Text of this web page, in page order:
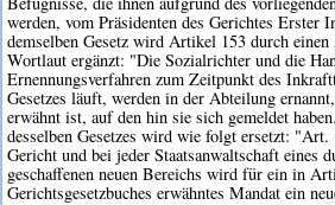
werden, vom Präsidenten des Gerichtes Erster
demselben Gesetz wird Artikel 153 durch
Wortlaut ergänzt: "Die Sozialrichter und die
Ernennungsverfahren zum Zeitpunkt des
Gesetzes läuft, werden in der Abteilung
erwähnt ist, auf den hin sie sich gemeldet
desselben Gesetzes wird wie folgt ersetzt:
Gericht und bei jeder Staatsanwaltschaft eines
geschaffenen neuen Bereichs wird für ein in
Gerichtsgesetzbuches erwähntes Mandat ein